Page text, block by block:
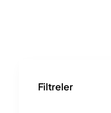
Filtreler